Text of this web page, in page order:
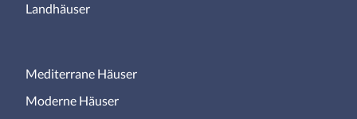
Landhäuser
Mediterrane Häuser
Moderne Häuser